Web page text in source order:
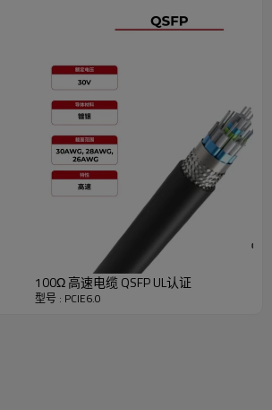
100Ω 高速电缆 QSFP UL认证
型号 : PCIE6.0